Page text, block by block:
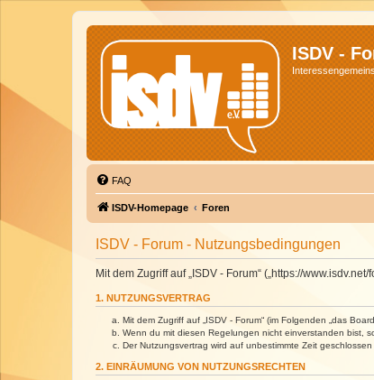
ISDV -
FAQ
ISDV-Homepage Foren
ISDV - Forum - Nutzungsbedingungen
Mit dem Zugriff auf „ISDV - Forum“ („https://
1. NUTZUNGSVERTRAG
Mit dem Zugriff auf „ISDV - Forum“ (im Folgenden „das
Wenn du mit diesen Regelungen nicht einverstanden bist,
Der Nutzungsvertrag wird auf unbestimmte Zeit
2. EINRÄUMUNG VON NUTZUNGSRECHTEN